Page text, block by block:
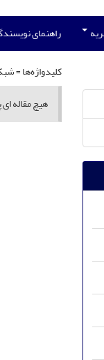
راهنمای
کلیدواژه‌ها =
هیچ مقاله